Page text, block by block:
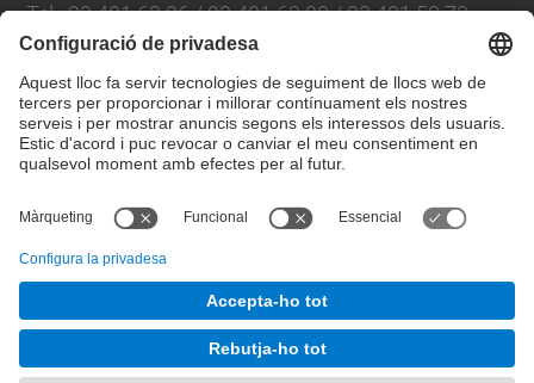
Tel.:93 401 63 96 / 93 401 63 98 / 93 401 58 73
Directori UPC
Formulari de contacte